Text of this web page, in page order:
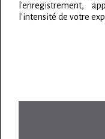
l'enregistrement,
l'intensité de votre